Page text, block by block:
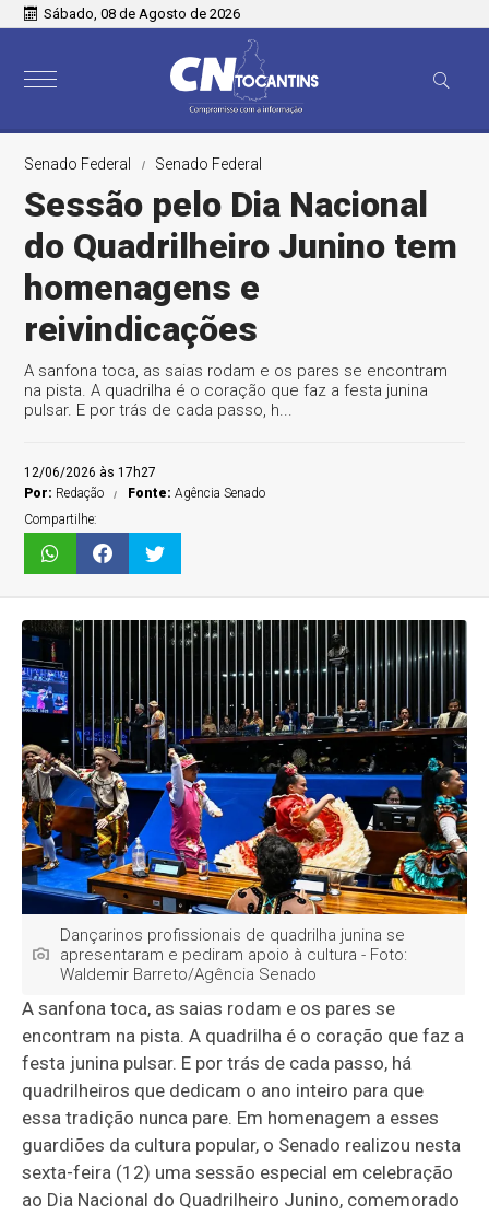
Sábado, 08 de Agosto de 2026
Senado Federal Senado Federal
Sessão pelo Dia Nacional
do Quadrilheiro Junino tem
homenagens e
reivindicações
A sanfona toca, as saias rodam e os pares se encontram
na pista. A quadrilha é o coração que faz a festa junina
pulsar. E por trás de cada passo, h...
12/06/2026 às 17h27
Por: Redação Fonte:Agência Senado
Compartilhe:
Dançarinos profissionais de quadrilha junina se
apresentaram e pediram apoio à cultura - Foto:
Waldemir Barreto/Agência Senado
A sanfona toca, as saias rodam e os pares se
encontram na pista. A quadrilha é o coração que faz a
festa junina pulsar. E por trás de cada passo, há
quadrilheiros que dedicam o ano inteiro para que
essa tradição nunca pare. Em homenagem a esses
guardiões da cultura popular, o Senado realizou nesta
sexta-feira (12) uma sessão especial em celebração
ao Dia Nacional do Quadrilheiro Junino, comemorado